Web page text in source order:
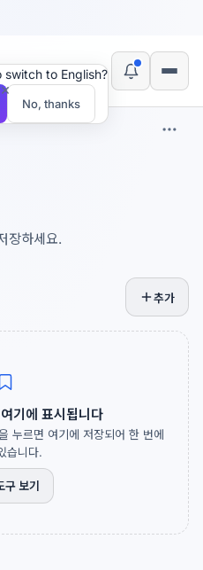
장하세요.
추가
기에 표시됩니다
누르면 여기에 저장되어 한 번에
습니다.
구 보기
×
to English?
No, thanks